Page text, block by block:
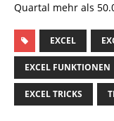
Quartal mehr als
EXCEL
EXCEL FUNKTIONEN
EXCEL TRICKS